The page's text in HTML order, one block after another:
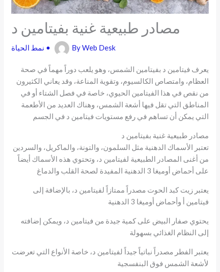
مصادر طبيعية غنية بفيتامين د
نمط الحياة • ByWeb Desk
يعرف فيتامين د بفيتامين الشمس، وهو يلعب دوراً مهماً في صحة
العظام، وامتصاص الكالسيوم، وتقوية المناعة، وقد يعاني الكثيرون
من نقص في هذا الفيتامين الحيوي، خاصة في فصل الشتاء أو في
المناطق التي تقل فيها أشعة الشمس، وهناك العديد من الأطعمة
التي يمكن أن تساهم في رفع مستويات فيتامين د في الجسم
مصادر طبيعية غنية بفيتامين د
تعتبر الأسماك الدهنية مثل السلمون، والتونة، والماكريل، والسردين
من أغنى المصادر الطبيعية لفيتامين د، وتحتوي هذه الأسماك أيضاً
على أحماض أوميغا 3 الدهنية المفيدة لصحة القلب والدماغ
يعتبر زيت كبد الحوت مصدراً ممتازاً لفيتامين د، بالإضافة إلى
فيتامين أ وأحماض أوميغا 3 الدهنية
يحتوي صفار البيض على كمية جيدة من فيتامين د، ويمكن إضافته
إلى النظام الغذائي بسهولة
يعتبر الفطر مصدراً نباتياً جيداً لفيتامين د، خاصة الأنواع التي تعرضت
لأشعة الشمس فوق البنفسجية